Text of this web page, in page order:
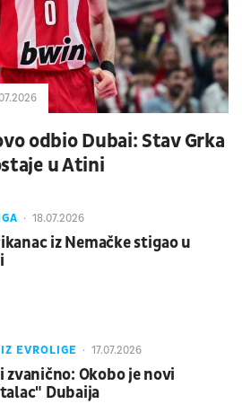
odbio Dubai: Stav Grka
u Atini
18.07.2026
iz Nemačke stigao u
EVROLIGE 17.07.2026
zvanično: Okobo je novi
Dubaija